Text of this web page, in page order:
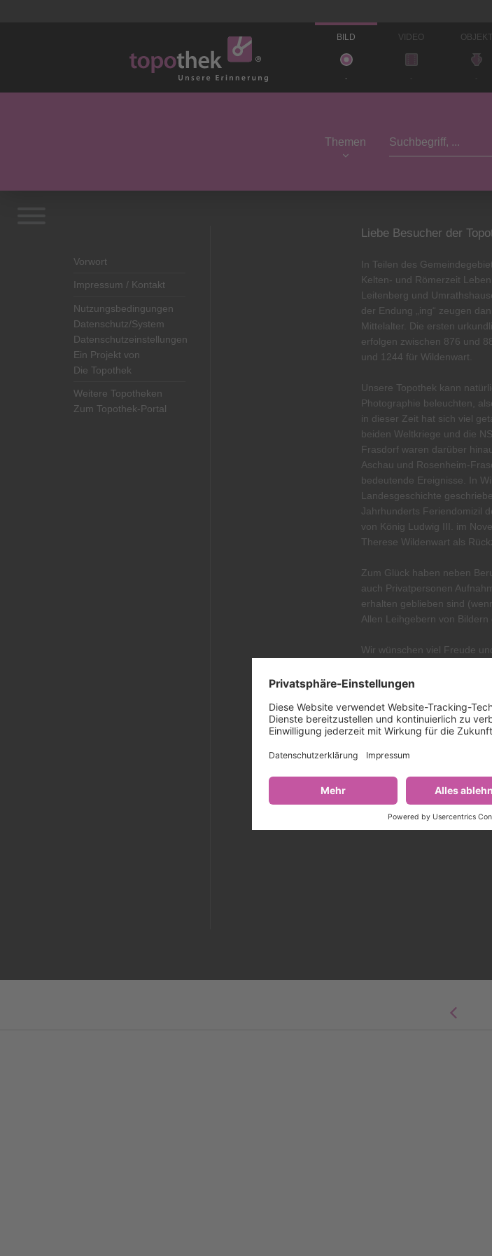
BILD
-
VIDEO
-
OBJEKT
-
Themen
Vorwort
Impressum / Kontakt
Nutzungsbedingungen
Datenschutz/System
Datenschutzeinstellungen
Ein Projekt von
Die Topothek
Weitere Topotheken
Zum Topothek-Portal
Liebe Besucher der
In Teilen des
Kelten- und Römerzeit
Leitenberg und
der Endung „ing“ zeugen
Mittelalter. Die ersten
erfolgen zwischen 876 und
und 1244 für Wildenwart.
Unsere Topothek kann
Photographie beleuchten,
in dieser Zeit hat sich viel
beiden Weltkriege und die
Frasdorf waren darüber
Aschau und Rosenheim-
bedeutende Ereignisse. In
Landesgeschichte
Jahrhunderts Feriendomizil
von König Ludwig III. im
Therese Wildenwart als
Zum Glück haben neben
auch Privatpersonen
erhalten geblieben sind
Allen Leihgebern von Bildern
Wir wünschen viel Freude
Für die Gemeinde Frasdorf
1. Bürgermeister